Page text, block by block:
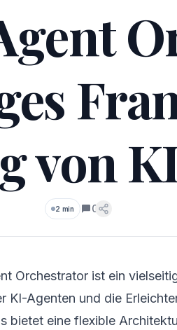
von
2 min 0
Kommentare
Orchestrator ist ein
KI-Agenten und die
bietet eine flexible